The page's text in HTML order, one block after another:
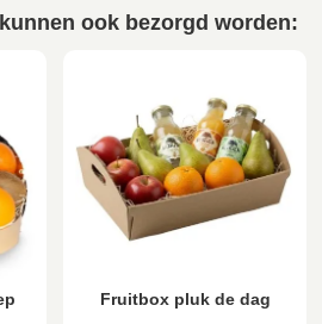
ook bezorgd worden:
Fruitbox pluk de dag